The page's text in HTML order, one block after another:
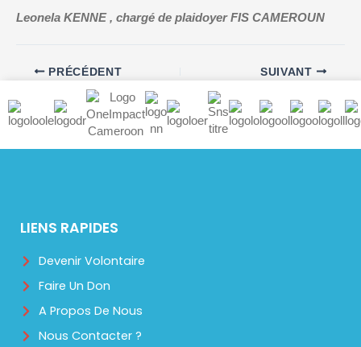
Leonela KENNE , chargé de plaidoyer FIS CAMEROUN
PRÉCÉDENT SUIVANT
LIENS RAPIDES
Devenir Volontaire
Faire Un Don
A Propos De Nous
Nous Contacter ?